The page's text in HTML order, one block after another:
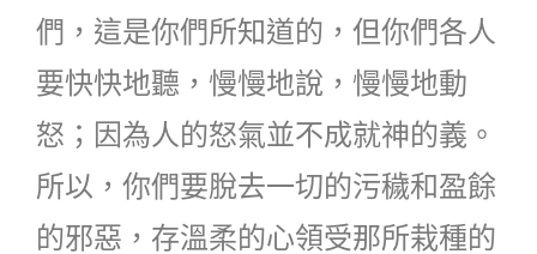
們，這是你們所知道的，但你們各人
要快快地聽，慢慢地說，慢慢地動
怒；因為人的怒氣並不成就神的義。
所以，你們要脫去一切的污穢和盈餘
的邪惡，存溫柔的心領受那所栽種的